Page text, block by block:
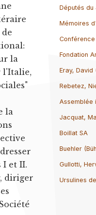
la
l'Italie,
la
I et II.
diriger
Députés du
Mémoires
Conférence
Fondation
Eray, David
Rebetez,
Assemblée
Jacquat,
Boillat SA
Buehler
Gullotti,
Ursulines